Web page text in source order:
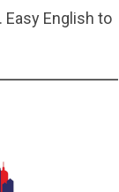
English to